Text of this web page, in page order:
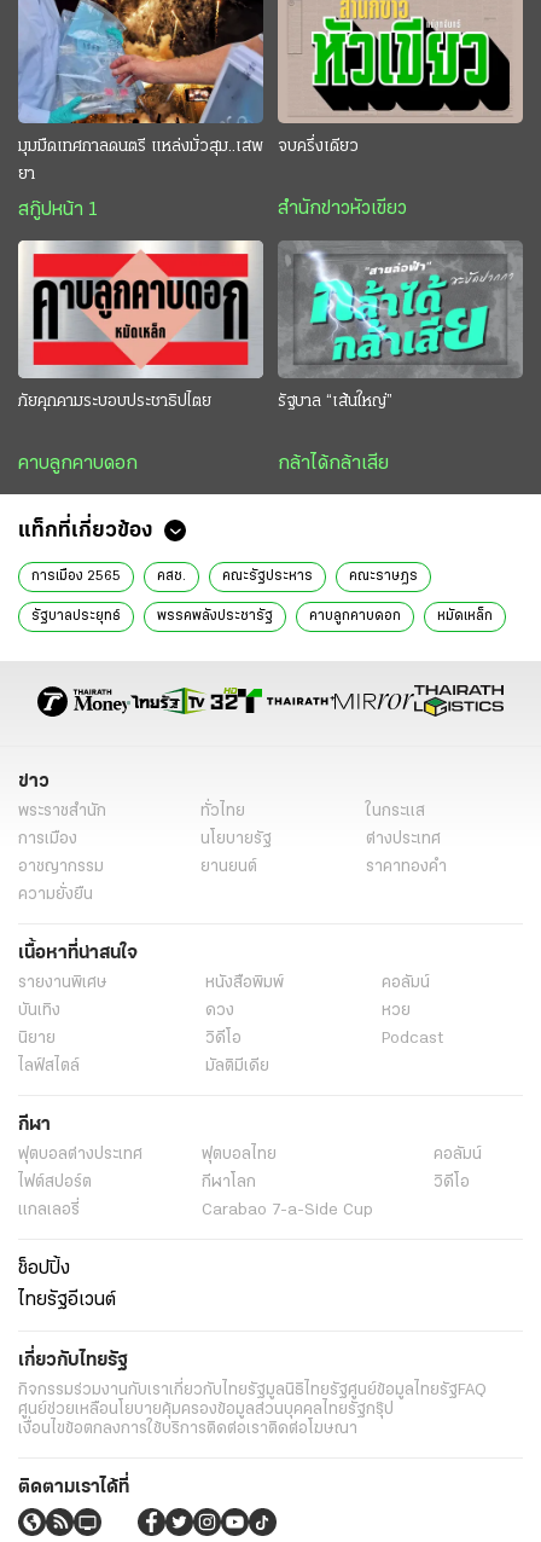
มุมมืดเทศกาลดนตรี แหล่งมั่วสุม..เสพ
ยา
สกู๊ปหน้า 1
จบครึ่งเดียว
สำนักข่าวหัวเขียว
ภัยคุกคามระบอบประชาธิปไตย
คาบลูกคาบดอก
รัฐบาล “เส้นใหญ่”
กล้าได้กล้าเสีย
แท็กที่เกี่ยวข้อง
การเมือง 2565 คสช. คณะรัฐประหาร คณะราษฎร
รัฐบาลประยุทธ์ พรรคพลังประชารัฐ คาบลูกคาบดอก หมัดเหล็ก
ข่าว
พระราชสำนัก ทั่วไทย
ในกระแส
การเมือง
นโยบายรัฐ
ต่างประเทศ
อาชญากรรม
ยานยนต์
ราคาทองคำ
ความยั่งยืน
เนื้อหาที่น่าสนใจ
รายงานพิเศษ หนังสือพิมพ์
คอลัมน์
บันเทิง
ดวง
หวย
นิยาย
วิดีโอ
Podcast
ไลฟ์สไตล์
มัลติมีเดีย
กีฬา
ฟุตบอลต่่างประเทศ ฟุตบอลไทย
คอลัมน์
ไฟต์สปอร์ต
กีฬาโลก
วิดีโอ
แกลเลอรี่
Carabao 7-a-Side Cup
ช็อปปิ้ง
ไทยรัฐอีเวนต์
เกี่ยวกับไทยรัฐ
กิจกรรมร่วมงานกับเราเกี่ยวกับไทยรัฐมูลนิธิไทยรัฐศูนย์ข้อมูลไทยรัฐFAQ
ศูนย์ช่วยเหลือนโยบายคุ้มครองข้อมูลส่วนบุคคลไทยรัฐกรุ๊ป
เงื่อนไขข้อตกลงการใช้บริการติดต่อเราติดต่อโฆษณา
ติดตามเราได้ที่